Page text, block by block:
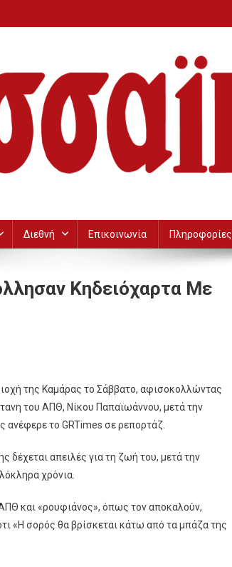
Διεθνή Επικοινωνία Πληροφορίες
Κηδειόχαρτα Με
της Καμάρας το Σάββατο, αφισοκολλώντας
του ΑΠΘ, Νίκου Παπαϊωάννου, μετά την
ανέφερε το GRTimes σε ρεπορτάζ.
δέχεται απειλές για τη ζωή του, μετά την
χρόνια.
και «ρουφιάνος», όπως τον αποκαλούν,
«Η σορός θα βρίσκεται κάτω από τα μπάζα της